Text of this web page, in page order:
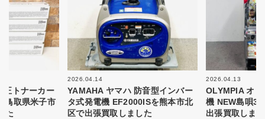
トナーカー
鳥取県米子市
た
2026.04.14
YAMAHA ヤマハ 防音型インバー
タ式発電機 EF2000ISを熊本市北
区で出張買取しました
2026.04.13
OLYMPIA オ
機 NEW島唄
出張買取しま